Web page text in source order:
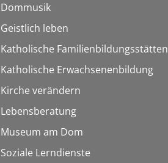
Dommusik
Geistlich leben
Katholische Familienbildungsstätten
Katholische Erwachsenenbildung
Kirche verändern
Lebensberatung
Museum am Dom
Soziale Lerndienste